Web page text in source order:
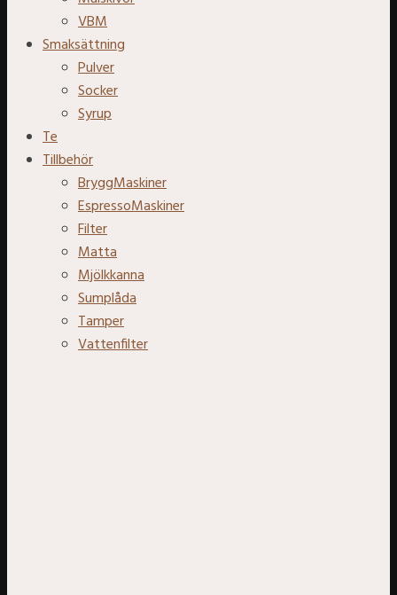
VBM
Smaksättning
Pulver
Socker
Syrup
Te
Tillbehör
BryggMaskiner
EspressoMaskiner
Filter
Matta
Mjölkkanna
Sumplåda
Tamper
Vattenfilter